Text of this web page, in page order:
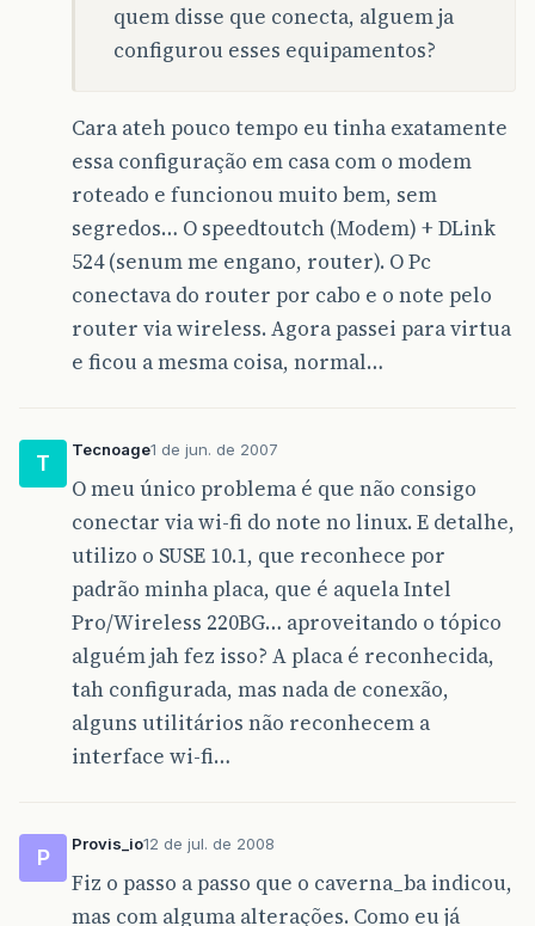
quem disse que conecta, alguem ja
configurou esses equipamentos?
Cara ateh pouco tempo eu tinha exatamente
essa configuração em casa com o modem
roteado e funcionou muito bem, sem
segredos… O speedtoutch (Modem) + DLink
524 (senum me engano, router). O Pc
conectava do router por cabo e o note pelo
router via wireless. Agora passei para virtua
e ficou a mesma coisa, normal…
T
Tecnoage1 de jun. de 2007
O meu único problema é que não consigo
conectar via wi-fi do note no linux. E detalhe,
utilizo o SUSE 10.1, que reconhece por
padrão minha placa, que é aquela Intel
Pro/Wireless 220BG… aproveitando o tópico
alguém jah fez isso? A placa é reconhecida,
tah configurada, mas nada de conexão,
alguns utilitários não reconhecem a
interface wi-fi…
P
Provis_io12 de jul. de 2008
Fiz o passo a passo que o caverna_ba indicou,
mas com alguma alterações. Como eu já